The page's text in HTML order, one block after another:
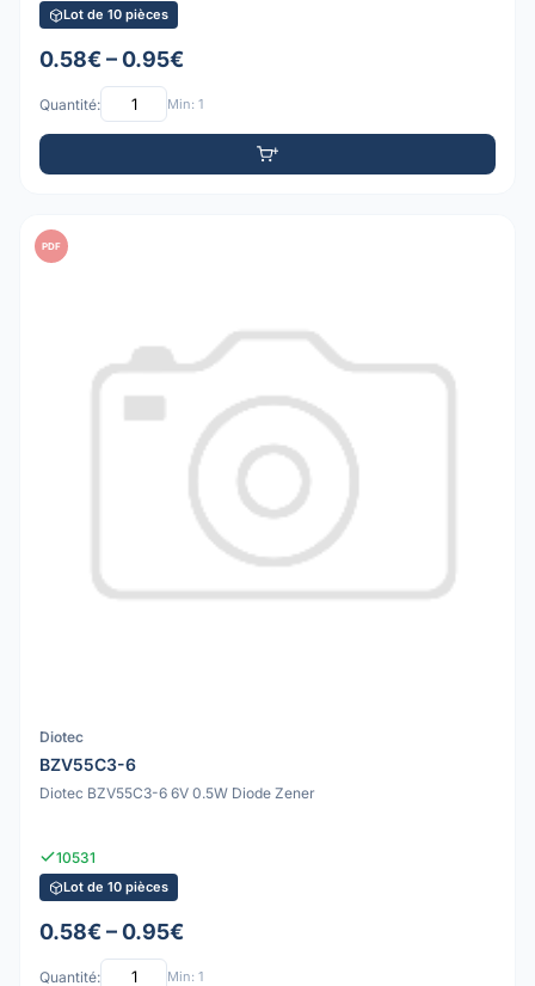
Lot de 10 pièces
0.58€ – 0.95€
Quantité: Min: 1
PDF
Diotec
BZV55C3-6
Diotec BZV55C3-6 6V 0.5W Diode Zener
10531
Lot de 10 pièces
0.58€ – 0.95€
Quantité: Min: 1